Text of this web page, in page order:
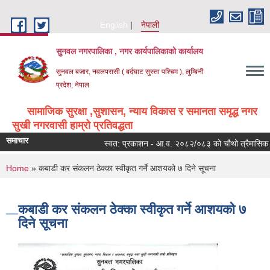
English
नेपाली
सुनवल नगरपालिका , नगर कार्यपालिकाको कार्यालय
सुनवल बजार, नवलपरासी ( बर्दघाट सुस्ता पश्चिम ), लुम्बिनी
प्रदेश, नेपाल
सामाजिक सुरक्षा ,सुशासन, न्याय विकास र समानता समृद्ध नगर
सुखी नगरवासी हाम्रो प्रतिवद्धता
समाचार स्वत: प्रकाशन - आ.व. २०८२/०८३ को चौथो त्रैमासिक
You are here
Home » कबाडी कर संकलन ठेक्का स्वीकृत गर्ने आशयको ७ दिने सूचना
कबाडी कर संकलन ठेक्का स्वीकृत गर्ने आशयको ७
दिने सूचना